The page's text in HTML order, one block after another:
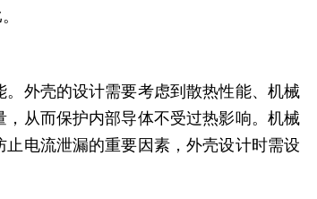
外壳的设计需要考虑到散热性能、机械
从而保护内部导体不受过热影响。机械
电流泄漏的重要因素，外壳设计时需设